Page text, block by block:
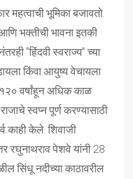
महत्वाची भूमिका बजावतो.
भक्तीची भावना इतकी
"हिंदवी स्वराज्य" च्या
किंवा आयुष्य वेचायला
वर्षांहून अधिक काळ
स्वप्न पूर्ण करण्यासाठी
काही केले. शिवाजी
रघुनाथराव पेशवे यांनी 28
सिंधू नदीच्या काठावरील